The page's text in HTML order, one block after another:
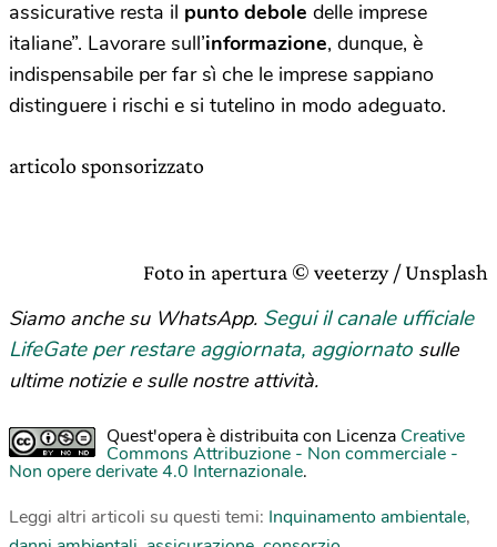
assicurative resta il punto debole delle imprese
italiane”. Lavorare sull’informazione, dunque, è
indispensabile per far sì che le imprese sappiano
distinguere i rischi e si tutelino in modo adeguato.
articolo sponsorizzato
Foto in apertura © veeterzy / Unsplash
Siamo anche su WhatsApp. Segui il canale ufficiale
LifeGate per restare aggiornata, aggiornato sulle
ultime notizie e sulle nostre attività.
Quest'opera è distribuita con Licenza Creative
Commons Attribuzione - Non commerciale -
Non opere derivate 4.0 Internazionale.
Leggi altri articoli su questi temi: Inquinamento ambientale,